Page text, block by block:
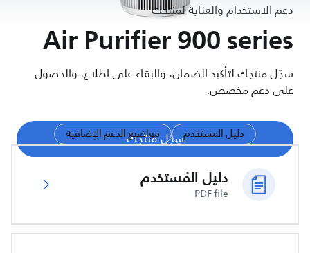
دعم الاستخدام والعناية لمنتجك
Air Purifier 900 series
سجّل منتجك لتأكيد الضمان، والبقاء على اطلاع، والحصول
على دعم مخصص.
سجّل منتجكدليل المستخدم مواضيع الدعم الإضافية
دليل المُستخدم
PDF file